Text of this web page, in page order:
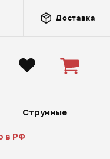
Доставка
Струнные
в РФ